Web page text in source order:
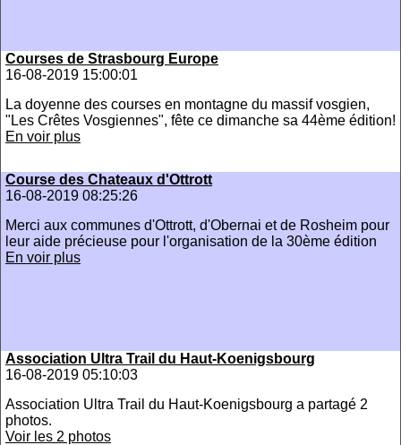
Courses de Strasbourg Europe
16-08-2019 15:00:01
La doyenne des courses en montagne du massif vosgien,
"Les Crêtes Vosgiennes", fête ce dimanche sa 44ème édition!
En voir plus
Course des Chateaux d'Ottrott
16-08-2019 08:25:26
Merci aux communes d'Ottrott, d'Obernai et de Rosheim pour
leur aide précieuse pour l'organisation de la 30ème édition
En voir plus
Association Ultra Trail du Haut-Koenigsbourg
16-08-2019 05:10:03
Association Ultra Trail du Haut-Koenigsbourg a partagé 2
photos.
Voir les 2 photos